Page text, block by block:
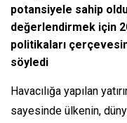
potansiyele sahip
değerlendirmek için
politikaları
söyledi
Havacılığa yapılan
sayesinde ülkenin,